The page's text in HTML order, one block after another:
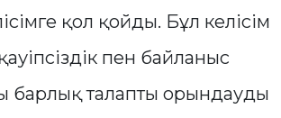
қол қойды. Бұл келісім
пен байланыс
барлық талапты орындауды